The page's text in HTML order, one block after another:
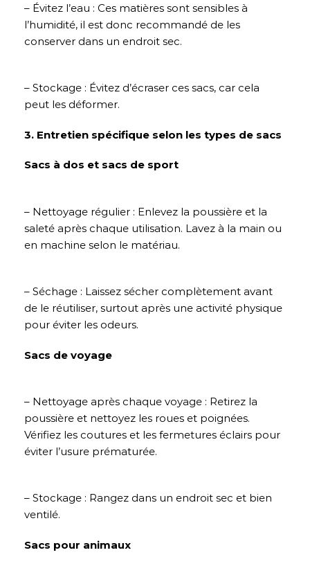
– Évitez l’eau : Ces matières sont sensibles à
l’humidité, il est donc recommandé de les
conserver dans un endroit sec.
– Stockage : Évitez d’écraser ces sacs, car cela
peut les déformer.
3. Entretien spécifique selon les types de sacs
Sacs à dos et sacs de sport
– Nettoyage régulier : Enlevez la poussière et la
saleté après chaque utilisation. Lavez à la main ou
en machine selon le matériau.
– Séchage : Laissez sécher complètement avant
de le réutiliser, surtout après une activité physique
pour éviter les odeurs.
Sacs de voyage
– Nettoyage après chaque voyage : Retirez la
poussière et nettoyez les roues et poignées.
Vérifiez les coutures et les fermetures éclairs pour
éviter l’usure prématurée.
– Stockage : Rangez dans un endroit sec et bien
ventilé.
Sacs pour animaux